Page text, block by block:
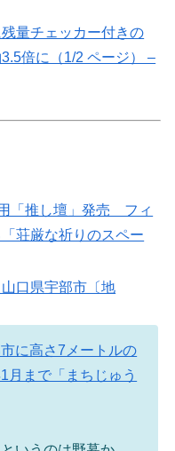
量チェッカー付きの
倍に（1/2 ページ） –
「推し壇」発売 フィ
荘厳な祈りのスペー
口県宇部市〔地
に高さ7メートルの
月まで「まちじゅう